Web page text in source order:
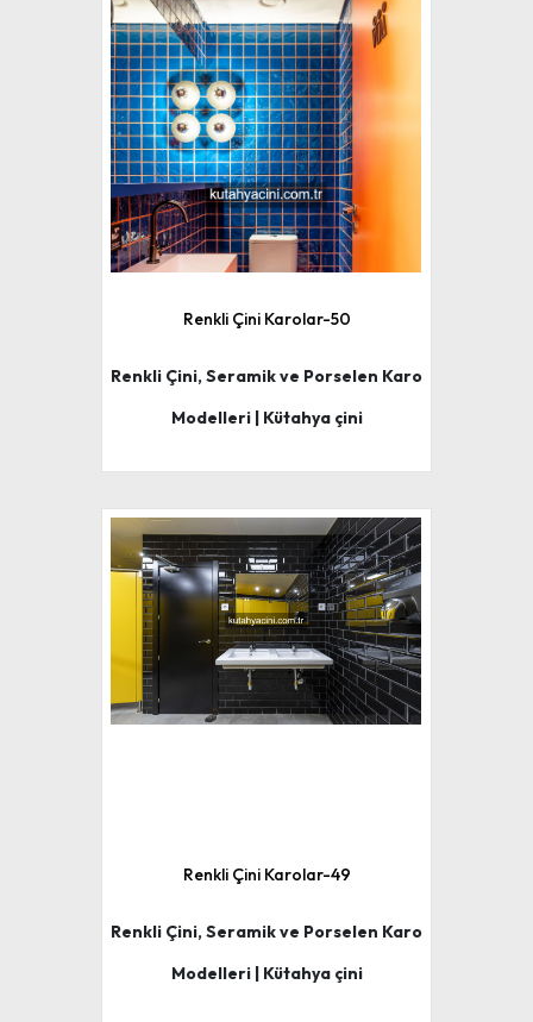
Renkli Çini Karolar-50
Renkli Çini, Seramik ve Porselen Karo
Modelleri | Kütahya çini
Renkli Çini Karolar-49
Renkli Çini, Seramik ve Porselen Karo
Modelleri | Kütahya çini